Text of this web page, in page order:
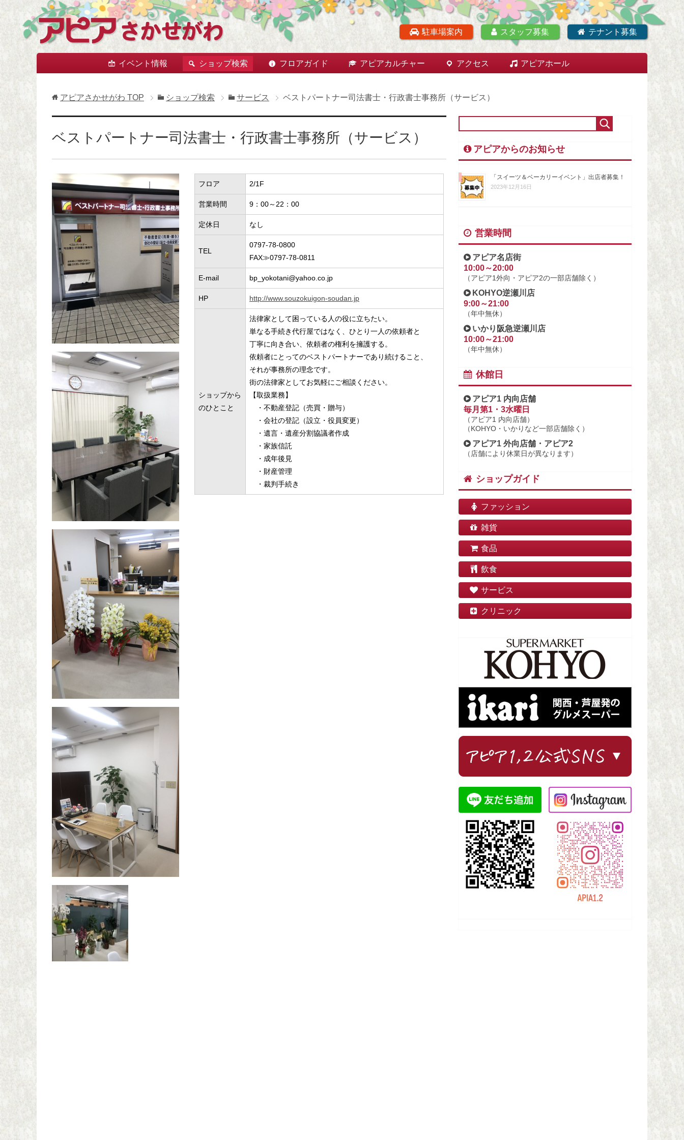
駐車場案内 スタッフ募集 テナント募集
イベント情報 ショップ検索 フロアガイド アピアカルチャー アクセス アピアホール
アピアさかせがわ TOP ショップ検索 サービス ベストパートナー司法書士・行政書士事務所（サービス）
ベストパートナー司法書士・行政書士事務所（サービス）
フロア 2/1F
営業時間 9：00～22：00
定休日 なし
TEL
0797-78-0800
FAX≫0797-78-0811
E-mail bp_yokotani@yahoo.co.jp
HP http://www.souzokuigon-soudan.jp
ショップから
のひとこと
法律家として困っている人の役に立ちたい。
単なる手続き代行屋ではなく、ひとり一人の依頼者と
丁寧に向き合い、依頼者の権利を擁護する。
依頼者にとってのベストパートナーであり続けること、
それが事務所の理念です。
街の法律家としてお気軽にご相談ください。
【取扱業務】
・不動産登記（売買・贈与）
・会社の登記（設立・役員変更）
・遺言・遺産分割協議者作成
・家族信託
・成年後見
・財産管理
・裁判手続き
アピアからのお知らせ
「スイーツ＆ベーカリーイベント」出店者募集！
2023年12月16日
営業時間
アピア名店街
10:00～20:00
（アピア1外向・アピア2の一部店舗除く）
KOHYO逆瀬川店
9:00～21:00
（年中無休）
いかり阪急逆瀬川店
10:00～21:00
（年中無休）
休館日
アピア1 内向店舗
毎月第1・3水曜日
（アピア1 内向店舗）
（KOHYO・いかりなど一部店舗除く）
アピア1 外向店舗・アピア2
（店舗により休業日が異なります）
ショップガイド
ファッション
雑貨
食品
飲食
サービス
クリニック